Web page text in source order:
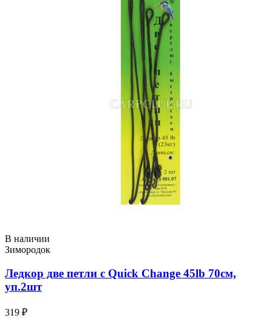
В наличии
Зимородок
Ледкор две петли с Quick Change 45lb 70см,
уп.2шт
319 ₽